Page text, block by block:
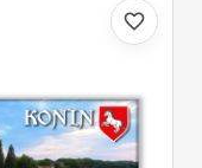
favorite_border